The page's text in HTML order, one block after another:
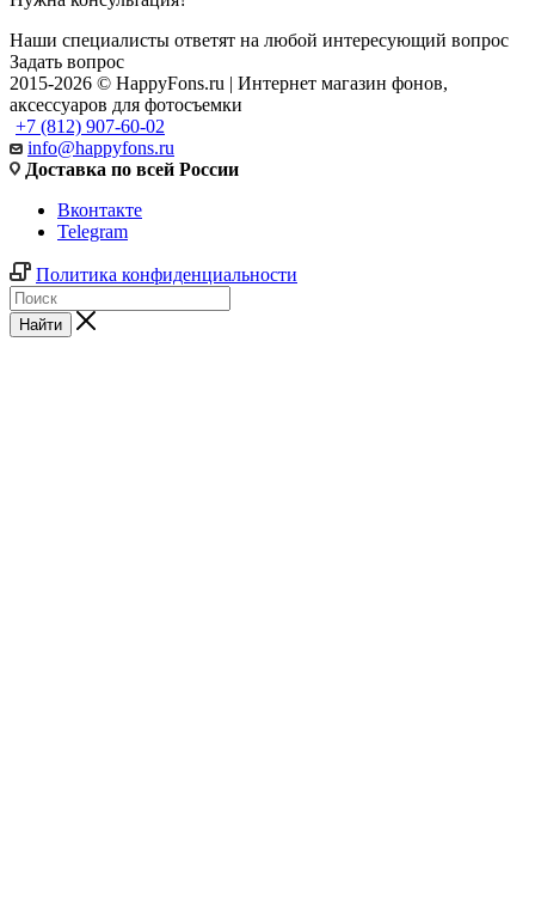
Наши специалисты ответят на любой интересующий вопрос
Задать вопрос
2015-2026 © HappyFons.ru | Интернет магазин фонов,
аксессуаров для фотосъемки
+7 (812) 907-60-02
info@happyfons.ru
Доставка по всей России
Вконтакте
Telegram
Политика конфиденциальности
Найти